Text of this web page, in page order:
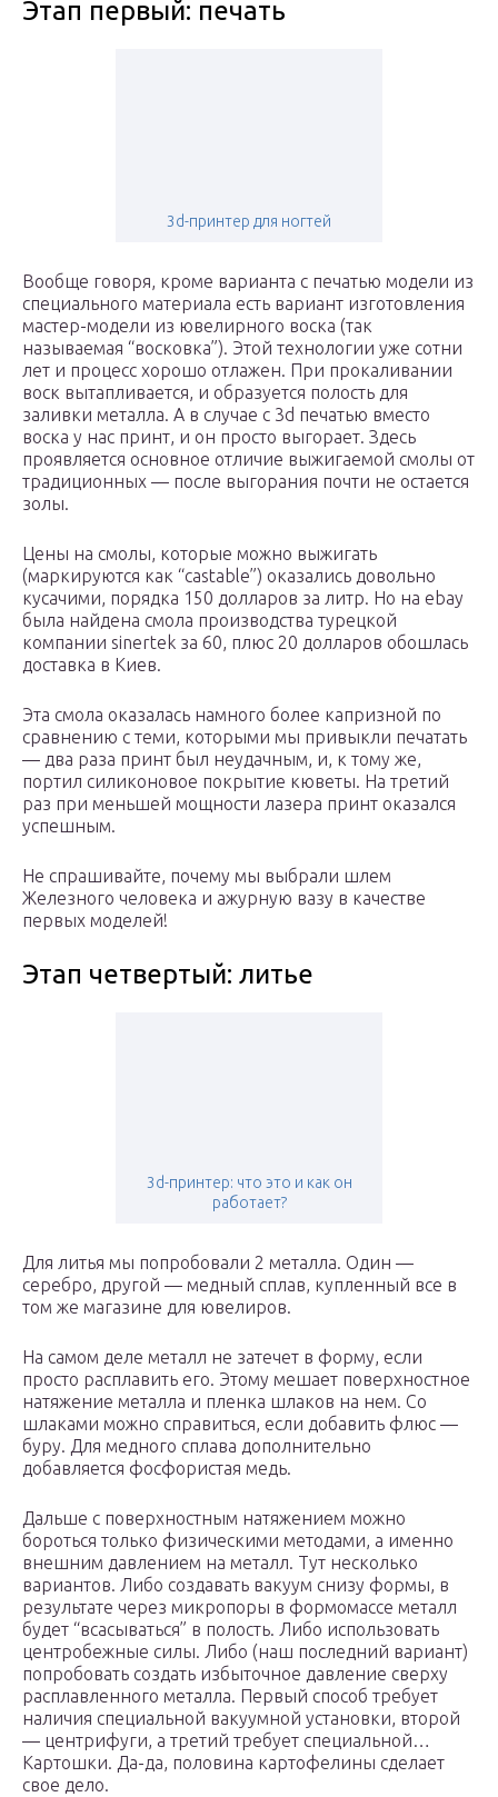
Этап первый: печать
3d-принтер для ногтей
Вообще говоря, кроме варианта с печатью модели из
специального материала есть вариант изготовления
мастер-модели из ювелирного воска (так
называемая “восковка”). Этой технологии уже сотни
лет и процесс хорошо отлажен. При прокаливании
воск вытапливается, и образуется полость для
заливки металла. А в случае с 3d печатью вместо
воска у нас принт, и он просто выгорает. Здесь
проявляется основное отличие выжигаемой смолы от
традиционных — после выгорания почти не остается
золы.
Цены на смолы, которые можно выжигать
(маркируются как “castable”) оказались довольно
кусачими, порядка 150 долларов за литр. Но на ebay
была найдена смола производства турецкой
компании sinertek за 60, плюс 20 долларов обошлась
доставка в Киев.
Эта смола оказалась намного более капризной по
сравнению с теми, которыми мы привыкли печатать
— два раза принт был неудачным, и, к тому же,
портил силиконовое покрытие кюветы. На третий
раз при меньшей мощности лазера принт оказался
успешным.
Не спрашивайте, почему мы выбрали шлем
Железного человека и ажурную вазу в качестве
первых моделей!
Этап четвертый: литье
3d-принтер: что это и как он
работает?
Для литья мы попробовали 2 металла. Один —
серебро, другой — медный сплав, купленный все в
том же магазине для ювелиров.
На самом деле металл не затечет в форму, если
просто расплавить его. Этому мешает поверхностное
натяжение металла и пленка шлаков на нем. Со
шлаками можно справиться, если добавить флюс —
буру. Для медного сплава дополнительно
добавляется фосфористая медь.
Дальше с поверхностным натяжением можно
бороться только физическими методами, а именно
внешним давлением на металл. Тут несколько
вариантов. Либо создавать вакуум снизу формы, в
результате через микропоры в формомассе металл
будет “всасываться” в полость. Либо использовать
центробежные силы. Либо (наш последний вариант)
попробовать создать избыточное давление сверху
расплавленного металла. Первый способ требует
наличия специальной вакуумной установки, второй
— центрифуги, а третий требует специальной…
Картошки. Да-да, половина картофелины сделает
свое дело.